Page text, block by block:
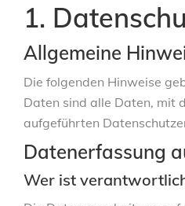
1.
Allgemeine
Die folgenden Hinweise
Daten sind alle Daten, mit
aufgeführten
Datenerfassung
Wer ist